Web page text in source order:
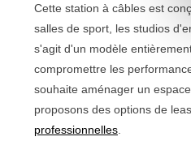
Cette station à câbles est
salles de sport, les studios
s'agit d'un modèle
compromettre les
souhaite aménager un
proposons des options de
professionnelles